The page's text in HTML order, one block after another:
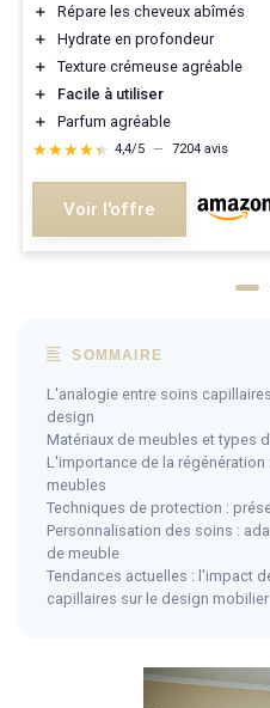
＋
Répare les cheveux abîmés
＋
Hydrate en profondeur
＋
Texture crémeuse agréable
＋
Facile à utiliser
＋
Parfum agréable
★★★★★
★★★★★ 4,4/5 — 7204 avis
Voir l'offre
SOMMAIRE
L'analogie entre soins
design
Matériaux de meubles et types
L'importance de la régénération
meubles
Techniques de protection :
Personnalisation des soins :
de meuble
Tendances actuelles : l'impact
capillaires sur le design mobilier